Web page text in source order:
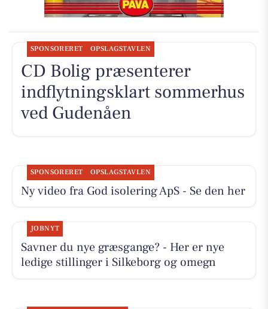
SPONSORERET OPSLAGSTAVLEN
CD Bolig præsenterer
indflytningsklart sommerhus
ved Gudenåen
SPONSORERET OPSLAGSTAVLEN
Ny video fra God isolering ApS - Se den her
JOBNYT
Savner du nye græsgange? - Her er nye
ledige stillinger i Silkeborg og omegn